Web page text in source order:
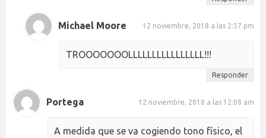
Michael Moore 12 noviembre, 2018 a las 2:57 pm
TROOOOOOOLLLLLLLLLLLLLLLL!!!
Responder
Portega 12 noviembre, 2018 a las 12:08 am
A medida que se va cogiendo tono físico, el